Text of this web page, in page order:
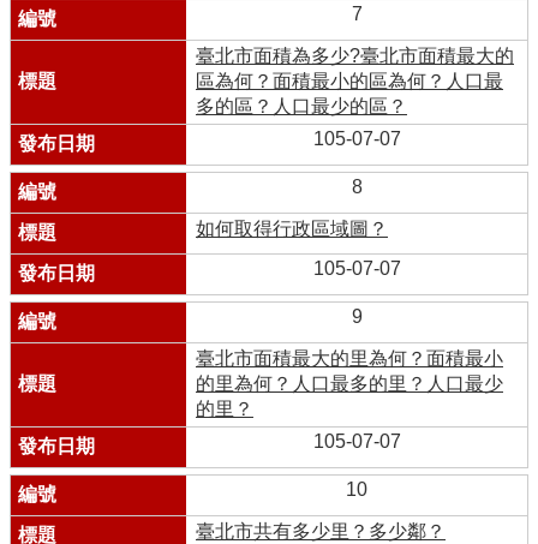
7
臺北市面積為多少?臺北市面積最大的
區為何？面積最小的區為何？人口最
多的區？人口最少的區？
105-07-07
8
如何取得行政區域圖？
105-07-07
9
臺北市面積最大的里為何？面積最小
的里為何？人口最多的里？人口最少
的里？
105-07-07
10
臺北市共有多少里？多少鄰？